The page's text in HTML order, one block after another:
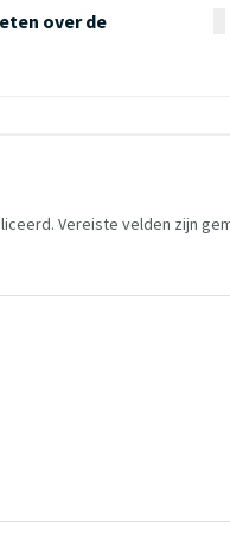
over de
Vereiste velden zijn